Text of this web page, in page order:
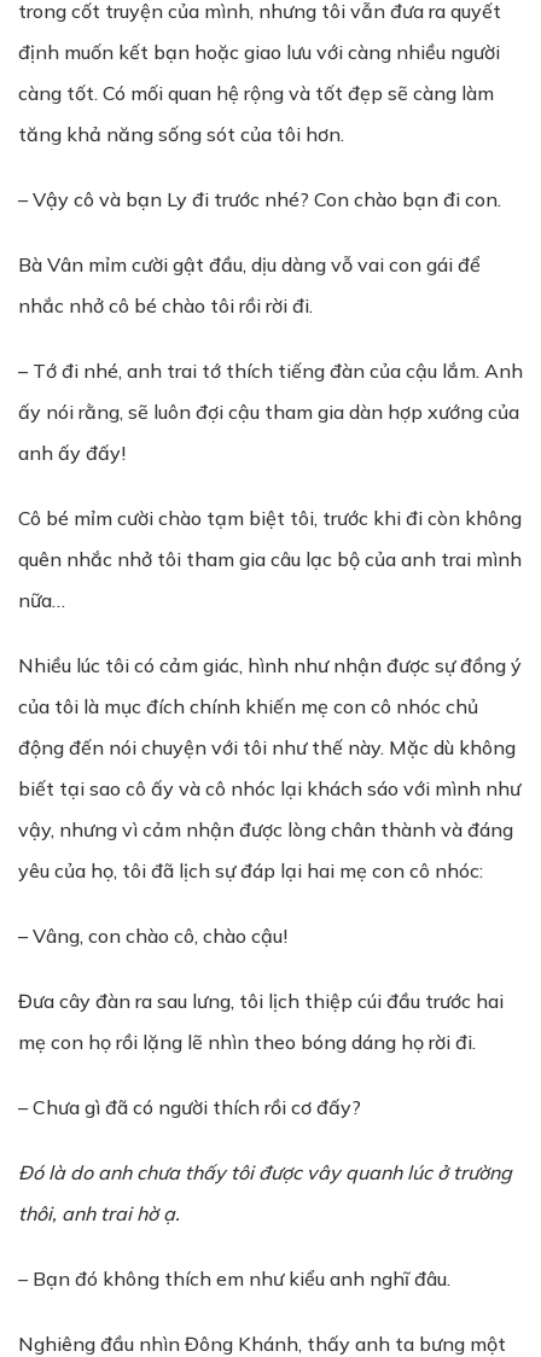
trong cốt truyện của mình, nhưng tôi vẫn đưa ra quyết
định muốn kết bạn hoặc giao lưu với càng nhiều người
càng tốt. Có mối quan hệ rộng và tốt đẹp sẽ càng làm
tăng khả năng sống sót của tôi hơn.
– Vậy cô và bạn Ly đi trước nhé? Con chào bạn đi con.
Bà Vân mỉm cười gật đầu, dịu dàng vỗ vai con gái để
nhắc nhở cô bé chào tôi rồi rời đi.
– Tớ đi nhé, anh trai tớ thích tiếng đàn của cậu lắm. Anh
ấy nói rằng, sẽ luôn đợi cậu tham gia dàn hợp xướng của
anh ấy đấy!
Cô bé mỉm cười chào tạm biệt tôi, trước khi đi còn không
quên nhắc nhở tôi tham gia câu lạc bộ của anh trai mình
nữa…
Nhiều lúc tôi có cảm giác, hình như nhận được sự đồng ý
của tôi là mục đích chính khiến mẹ con cô nhóc chủ
động đến nói chuyện với tôi như thế này. Mặc dù không
biết tại sao cô ấy và cô nhóc lại khách sáo với mình như
vậy, nhưng vì cảm nhận được lòng chân thành và đáng
yêu của họ, tôi đã lịch sự đáp lại hai mẹ con cô nhóc:
– Vâng, con chào cô, chào cậu!
Đưa cây đàn ra sau lưng, tôi lịch thiệp cúi đầu trước hai
mẹ con họ rồi lặng lẽ nhìn theo bóng dáng họ rời đi.
– Chưa gì đã có người thích rồi cơ đấy?
Đó là do anh chưa thấy tôi được vây quanh lúc ở trường
thôi, anh trai hờ ạ.
– Bạn đó không thích em như kiểu anh nghĩ đâu.
Nghiêng đầu nhìn Đông Khánh, thấy anh ta bưng một